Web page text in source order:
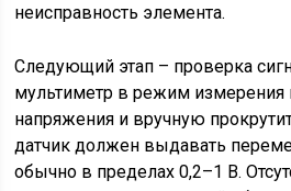
неисправность элемента.
Следующий этап – проверка
мультиметр в режим измерения
напряжения и вручную
датчик должен выдавать
обычно в пределах 0,2–1 В.